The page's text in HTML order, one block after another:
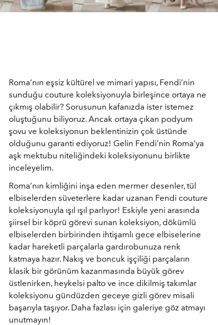
Roma’nın eşsiz kültürel ve mimari yapısı, Fendi’nin
sunduğu couture koleksiyonuyla birleşince ortaya ne
çıkmış olabilir? Sorusunun kafanızda ister istemez
oluştuğunu biliyoruz. Ancak ortaya çıkan podyum
şovu ve koleksiyonun beklentinizin çok üstünde
olduğunu garanti ediyoruz! Gelin Fendi’nin Roma’ya
aşk mektubu niteliğindeki koleksiyonunu birlikte
inceleyelim.
Roma’nın kimliğini inşa eden mermer desenler, tül
elbiselerden süveterlere kadar uzanan Fendi couture
koleksiyonuyla ışıl ışıl parlıyor! Eskiyle yeni arasında
şiirsel bir köprü görevi sunan koleksiyon, dökümlü
elbiselerden birbirinden ihtişamlı gece elbiselerine
kadar hareketli parçalarla gardırobunuza renk
katmaya hazır. Nakış ve boncuk işçiliği parçaların
klasik bir görünüm kazanmasında büyük görev
üstlenirken, heykelsi palto ve ince dikilmiş takımlar
koleksiyonu gündüzden geceye gizli görev misali
başarıyla taşıyor. Daha fazlası için galeriye göz atmayı
unutmayın!